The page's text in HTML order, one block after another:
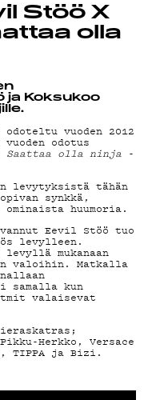
Stöö X
olla
ja Koksukoo
vuoden 2012
odotus
Saattaa olla ninja -
levytyksistä tähän
synkkä,
huumoria.
Eevil Stöö tuo
levylleen.
mukanaan
valoihin. Matkalla
samalla kun
valaisevat
Herkko, Versace
TIPPA ja Bizi.